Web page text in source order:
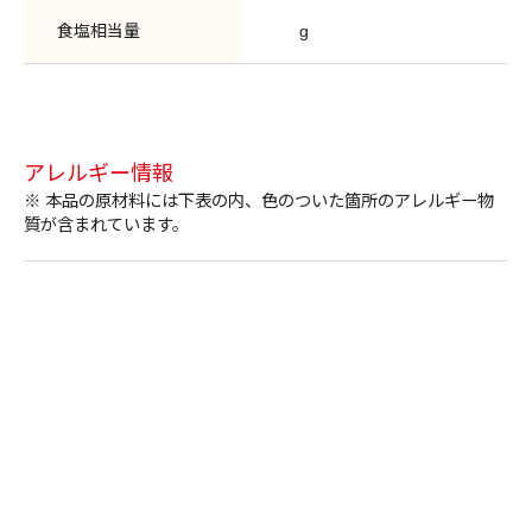
食塩相当量 g
アレルギー情報
※ 本品の原材料には下表の内、色のついた箇所のアレルギー物
質が含まれています。